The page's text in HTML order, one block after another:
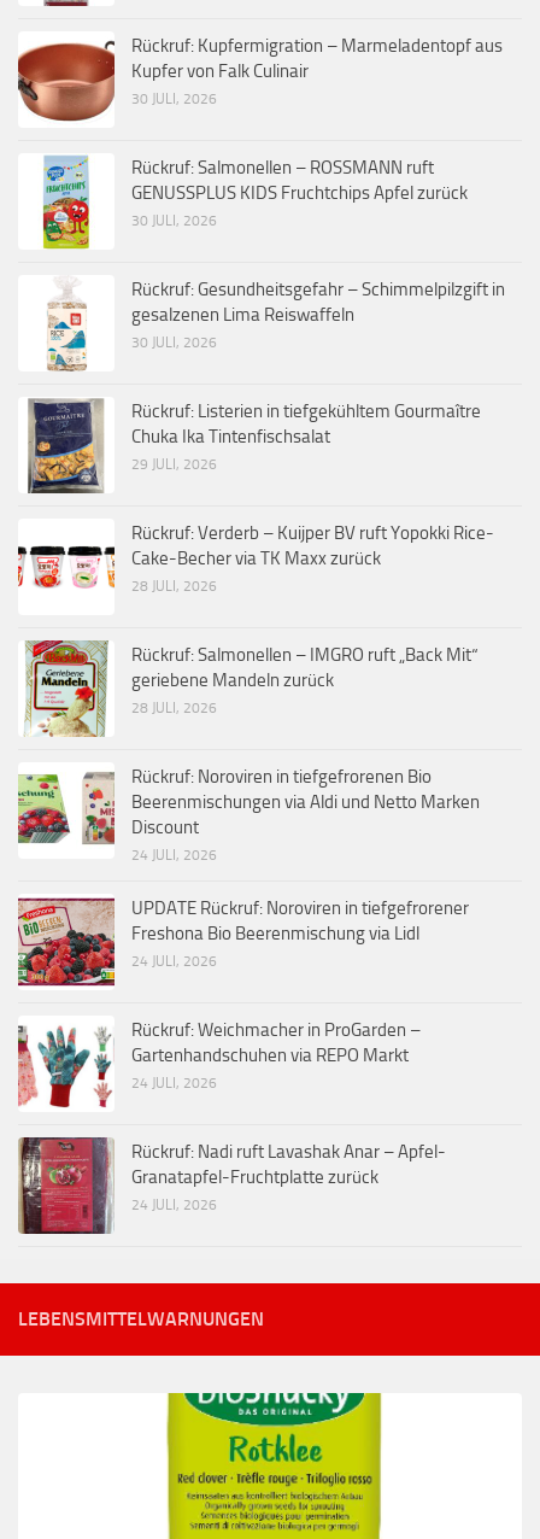
Rückruf: Kupfermigration – Marmeladentopf aus
Kupfer von Falk Culinair
30 JULI, 2026
Rückruf: Salmonellen – ROSSMANN ruft
GENUSSPLUS KIDS Fruchtchips Apfel zurück
30 JULI, 2026
Rückruf: Gesundheitsgefahr – Schimmelpilzgift in
gesalzenen Lima Reiswaffeln
30 JULI, 2026
Rückruf: Listerien in tiefgekühltem Gourmaître
Chuka Ika Tintenfischsalat
29 JULI, 2026
Rückruf: Verderb – Kuijper BV ruft Yopokki Rice-
Cake-Becher via TK Maxx zurück
28 JULI, 2026
Rückruf: Salmonellen – IMGRO ruft „Back Mit“
geriebene Mandeln zurück
28 JULI, 2026
Rückruf: Noroviren in tiefgefrorenen Bio
Beerenmischungen via Aldi und Netto Marken
Discount
24 JULI, 2026
UPDATE Rückruf: Noroviren in tiefgefrorener
Freshona Bio Beerenmischung via Lidl
24 JULI, 2026
Rückruf: Weichmacher in ProGarden –
Gartenhandschuhen via REPO Markt
24 JULI, 2026
Rückruf: Nadi ruft Lavashak Anar – Apfel-
Granatapfel-Fruchtplatte zurück
24 JULI, 2026
LEBENSMITTELWARNUNGEN